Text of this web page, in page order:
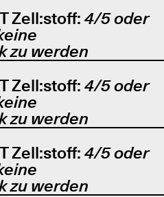
Zell:stoff: 4/5 oder
zu werden
Zell:stoff: 4/5 oder
zu werden
Zell:stoff: 4/5 oder
zu werden